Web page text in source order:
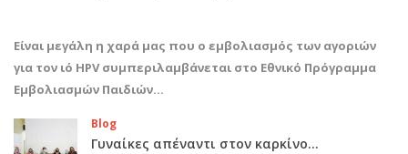
Είναι μεγάλη η χαρά μας που ο εμβολιασμός των αγοριών
για τον ιό HPV συμπεριλαμβάνεται στο Εθνικό Πρόγραμμα
Εμβολιασμών Παιδιών…
Blog
Γυναίκες απέναντι στον καρκίνο…